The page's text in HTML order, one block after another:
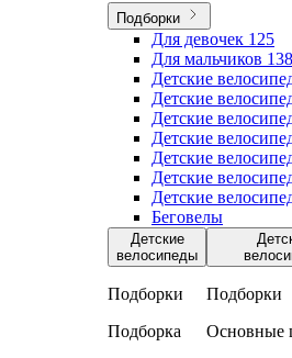
Подборки
Для девочек 125
Для мальчиков 138
Детские
Детские
Детские
Детские
Детские
Детские
Детские
Беговелы
Детские
велосипеды
Подборки
Подборка
Подборки
Основные